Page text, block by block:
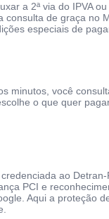
a 2ª via do IPVA
consulta de graça no
especiais de
minutos, você
o que quer
ao
PCI e
Aqui a proteção